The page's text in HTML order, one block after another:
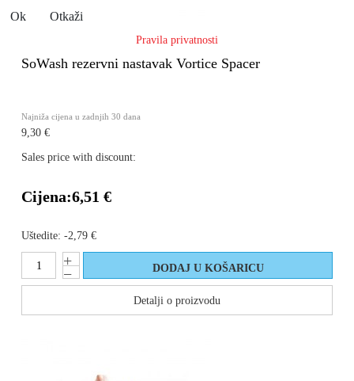
SoWash rezervni nastavak Vortice Spacer
Najniža cijena u zadnjih 30 dana
9,30 €
Sales price with discount:
Cijena:6,51 €
Uštedite: -2,79 €
Detalji o proizvodu
Ok Otkaži
Pravila privatnosti